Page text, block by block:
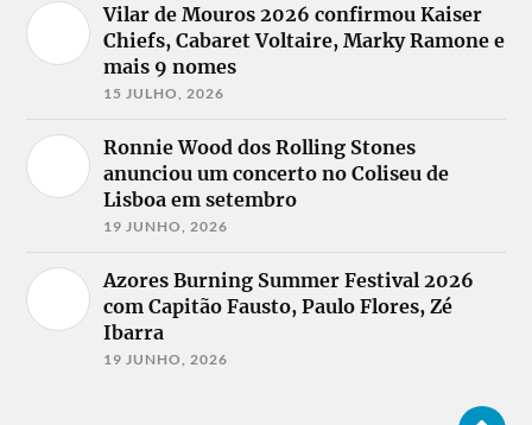
Vilar de Mouros 2026 confirmou Kaiser
Chiefs, Cabaret Voltaire, Marky Ramone e
mais 9 nomes
15 JULHO, 2026
Ronnie Wood dos Rolling Stones
anunciou um concerto no Coliseu de
Lisboa em setembro
19 JUNHO, 2026
Azores Burning Summer Festival 2026
com Capitão Fausto, Paulo Flores, Zé
Ibarra
19 JUNHO, 2026